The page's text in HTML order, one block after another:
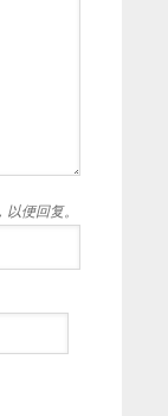
便回复。